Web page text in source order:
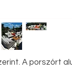
A porszórt